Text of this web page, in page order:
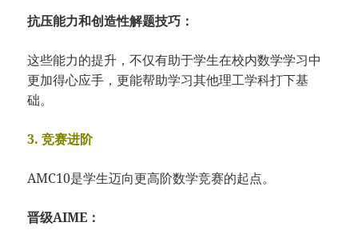
抗压能力和创造性解题技巧：
这些能力的提升，不仅有助于学生在校内数学学习中
更加得心应手，更能帮助学习其他理工学科打下基
础。
3. 竞赛进阶
AMC10是学生迈向更高阶数学竞赛的起点。
晋级AIME：